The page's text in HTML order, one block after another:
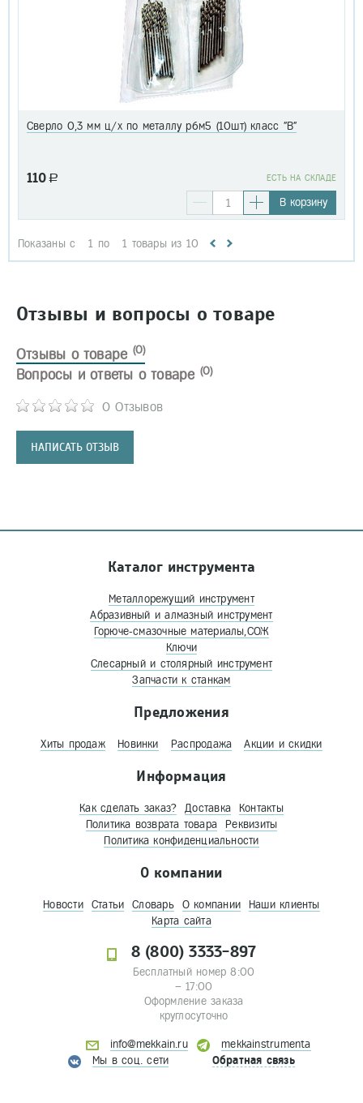
Сверло 0,3 мм ц/х по металлу р6м5 (10шт) класс "В"
110 a EСТЬ НА СКЛАДЕ
В корзину
Показаны с 1 по 1 товары из 10
Отзывы и вопросы о товаре
Отзывы о товаре (0)
0 Отзывов
НАПИСАТЬ ОТЗЫВ
Вопросы и ответы о товаре (0)
Каталог инструмента
Металлорежущий инструмент
Абразивный и алмазный инструмент
Горюче-смазочные материалы,СОЖ
Ключи
Слесарный и столярный инструмент
Запчасти к станкам
Предложения
Хиты продаж Новинки Распродажа Акции и скидки
Информация
Как сделать заказ? Доставка
Контакты
Политика возврата товара
Реквизиты
Политика конфиденциальности
О компании
Новости Статьи Словарь О компании
Наши клиенты
Карта сайта
8 (800) 3333-897
Бесплатный номер 8:00
– 17:00
Оформление заказа
круглосуточно
info@mekkain.ru
mekkainstrumenta
Мы в соц. сети
Обратная связь